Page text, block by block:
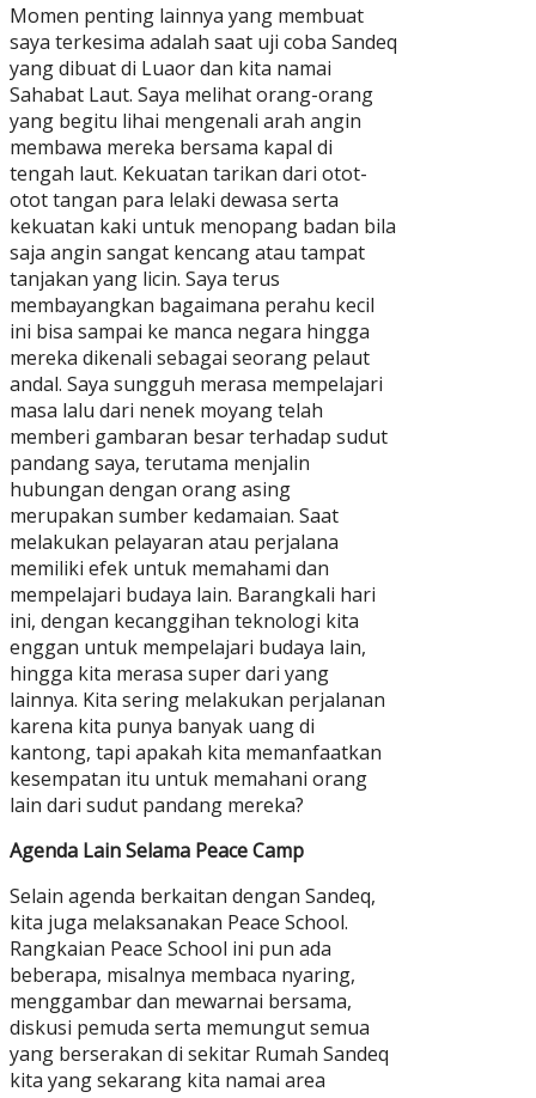
Momen penting lainnya yang membuat
saya terkesima adalah saat uji coba Sandeq
yang dibuat di Luaor dan kita namai
Sahabat Laut. Saya melihat orang-orang
yang begitu lihai mengenali arah angin
membawa mereka bersama kapal di
tengah laut. Kekuatan tarikan dari otot-
otot tangan para lelaki dewasa serta
kekuatan kaki untuk menopang badan bila
saja angin sangat kencang atau tampat
tanjakan yang licin. Saya terus
membayangkan bagaimana perahu kecil
ini bisa sampai ke manca negara hingga
mereka dikenali sebagai seorang pelaut
andal. Saya sungguh merasa mempelajari
masa lalu dari nenek moyang telah
memberi gambaran besar terhadap sudut
pandang saya, terutama menjalin
hubungan dengan orang asing
merupakan sumber kedamaian. Saat
melakukan pelayaran atau perjalana
memiliki efek untuk memahami dan
mempelajari budaya lain. Barangkali hari
ini, dengan kecanggihan teknologi kita
enggan untuk mempelajari budaya lain,
hingga kita merasa super dari yang
lainnya. Kita sering melakukan perjalanan
karena kita punya banyak uang di
kantong, tapi apakah kita memanfaatkan
kesempatan itu untuk memahani orang
lain dari sudut pandang mereka?
Agenda Lain Selama Peace Camp
Selain agenda berkaitan dengan Sandeq,
kita juga melaksanakan Peace School.
Rangkaian Peace School ini pun ada
beberapa, misalnya membaca nyaring,
menggambar dan mewarnai bersama,
diskusi pemuda serta memungut semua
yang berserakan di sekitar Rumah Sandeq
kita yang sekarang kita namai area